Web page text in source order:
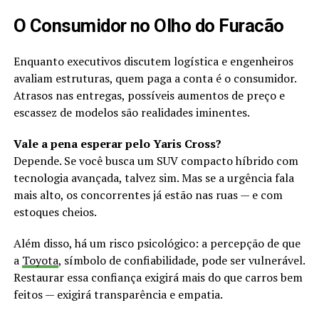
O Consumidor no Olho do Furacão
Enquanto executivos discutem logística e engenheiros
avaliam estruturas, quem paga a conta é o consumidor.
Atrasos nas entregas, possíveis aumentos de preço e
escassez de modelos são realidades iminentes.
Vale a pena esperar pelo Yaris Cross?
Depende. Se você busca um SUV compacto híbrido com
tecnologia avançada, talvez sim. Mas se a urgência fala
mais alto, os concorrentes já estão nas ruas — e com
estoques cheios.
Além disso, há um risco psicológico: a percepção de que
a Toyota, símbolo de confiabilidade, pode ser vulnerável.
Restaurar essa confiança exigirá mais do que carros bem
feitos — exigirá transparência e empatia.